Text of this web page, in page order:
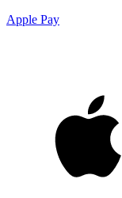
Apple Pay